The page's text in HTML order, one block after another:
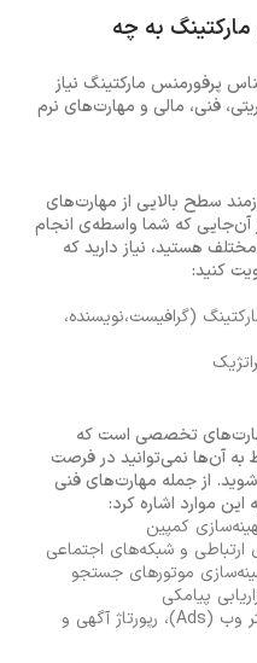
به چه
پرفورمنس مارکتینگ نیاز
فنی، مالی و مهارت‌های نرم
سطح بالایی از مهارت‌های
آن‌جایی که شما واسطه‌ی انجام
هستید، نیاز دارید که
کنید:
(گرافیست،نویسنده،
تخصصی است که
آن‌ها نمی‌توانید در فرصت
از جمله مهارت‌های فنی
کمپین
ارتباطی و شبکه‌های اجتماعی
موتورهای جستجو
پیامکی
آشنایی با بازاریابی پولی بر بستر وب (Ads)، رپورتاژ آگهی و